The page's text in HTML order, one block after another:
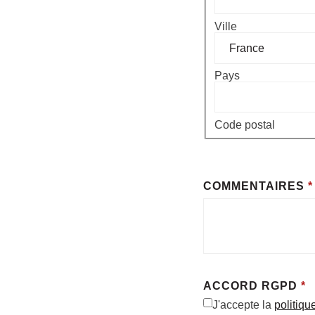
Ville
Pays
Code postal
COMMENTAIRES *
ACCORD RGPD *
J'accepte la